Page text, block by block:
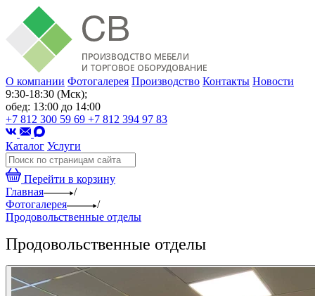
О компании Фотогалерея Производство Контакты Новости
9:30-18:30 (Мск);
обед: 13:00 до 14:00
+7 812 300 59 69 +7 812 394 97 83
Каталог Услуги
Перейти в корзину
Главная
/
Фотогалерея
/
Продовольственные отделы
Продовольственные отделы